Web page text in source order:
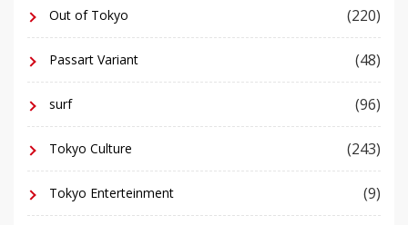
Out of Tokyo (220)
Passart Variant (48)
surf (96)
Tokyo Culture (243)
Tokyo Enterteinment (9)